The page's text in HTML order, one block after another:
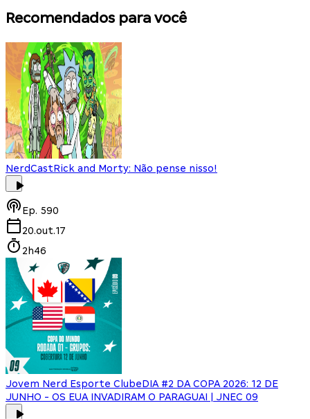
Recomendados para você
NerdCastRick and Morty: Não pense nisso!
Ep. 590
20.out.17
2h46
Jovem Nerd Esporte ClubeDIA #2 DA COPA 2026: 12 DE
JUNHO - OS EUA INVADIRAM O PARAGUAI | JNEC 09